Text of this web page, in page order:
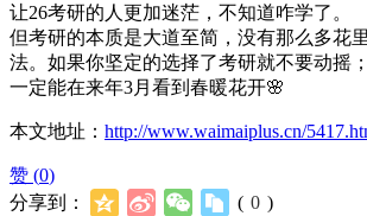
让26考研的人更加迷茫，不知道咋学了。
但考研的本质是大道至简，没有那么多花
法。如果你坚定的选择了考研就不要动摇
一定能在来年3月看到春暖花开🌸
本文地址： http://www.waimaiplus.cn/
赞 (0)
分享到：
( 0 )